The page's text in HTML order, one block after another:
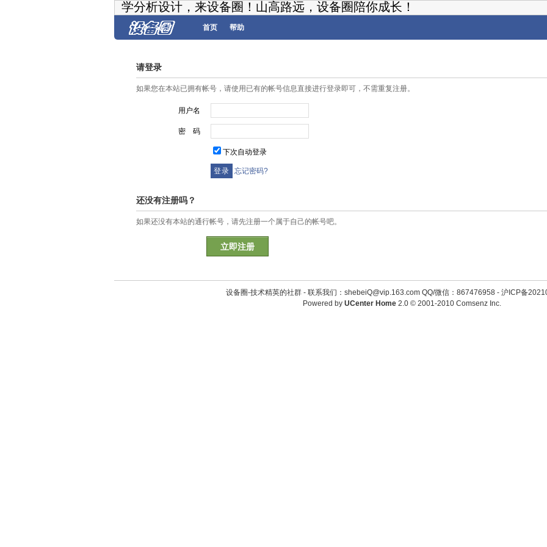
学分析设计，来设备圈！山高路远，设备圈陪你成长！
首页 帮助
请登录
如果您在本站已拥有帐号，请使用已有的帐号信息直接进行登录即可，不需重复注册。
用户名
密 码
下次自动登录
忘记密码?
还没有注册吗？
如果还没有本站的通行帐号，请先注册一个属于自己的帐号吧。
立即注册
设备圈-技术精英的社群 - 联系我们：shebeiQ@vip.163.com QQ/微信：867476958- 沪ICP备
Powered by UCenter Home 2.0© 2001-2010 Comsenz Inc.